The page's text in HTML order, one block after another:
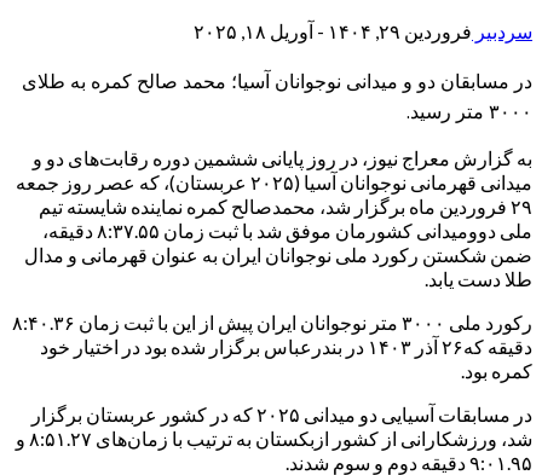
سردبیر فروردین ۲۹, ۱۴۰۴ - آوریل ۱۸, ۲۰۲۵
در مسابقان دو و میدانی نوجوانان آسیا؛ محمد صالح کمره به طلای
۳۰۰۰ متر رسید.
به گزارش معراج نیوز، در روز پایانی ششمین دوره رقابت‌های دو و
میدانی قهرمانی نوجوانان آسیا (۲۰۲۵ عربستان)، که عصر روز جمعه
۲۹ فروردین ماه برگزار شد، محمدصالح کمره نماینده شایسته تیم
ملی دوومیدانی کشورمان موفق شد با ثبت زمان ۸:۳۷.۵۵ دقیقه،
ضمن شکستن رکورد ملی نوجوانان ایران به عنوان قهرمانی و مدال
طلا دست یابد.
رکورد ملی ۳۰۰۰ متر نوجوانان ایران پیش از این با ثبت زمان ۸:۴۰.۳۶
دقیقه که۲۶ آذر ۱۴۰۳ در بندرعباس برگزار شده بود در اختیار خود
کمره بود.
در مسابقات آسیایی دو میدانی ۲۰۲۵ که در کشور عربستان برگزار
شد، ورزشکارانی از کشور ازبکستان به ترتیب با زمان‌های ۸:۵۱.۲۷ و
۹:۰۱.۹۵ دقیقه دوم و سوم شدند.